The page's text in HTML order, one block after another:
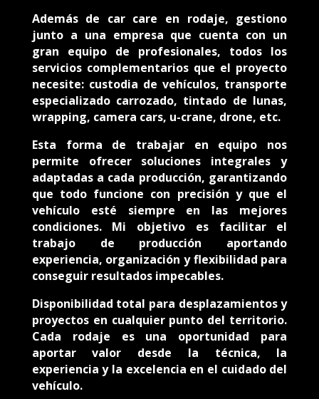
Además de car care en rodaje, gestiono
junto a una empresa que cuenta con un
gran equipo de profesionales, todos los
servicios complementarios que el proyecto
necesite: custodia de vehículos, transporte
especializado carrozado, tintado de lunas,
wrapping, camera cars, u-crane, drone, etc.
Esta forma de trabajar en equipo nos
permite ofrecer soluciones integrales y
adaptadas a cada producción, garantizando
que todo funcione con precisión y que el
vehículo esté siempre en las mejores
condiciones. Mi objetivo es facilitar el
trabajo de producción aportando
experiencia, organización y flexibilidad para
conseguir resultados impecables.
Disponibilidad total para desplazamientos y
proyectos en cualquier punto del territorio.
Cada rodaje es una oportunidad para
aportar valor desde la técnica, la
experiencia y la excelencia en el cuidado del
vehículo.